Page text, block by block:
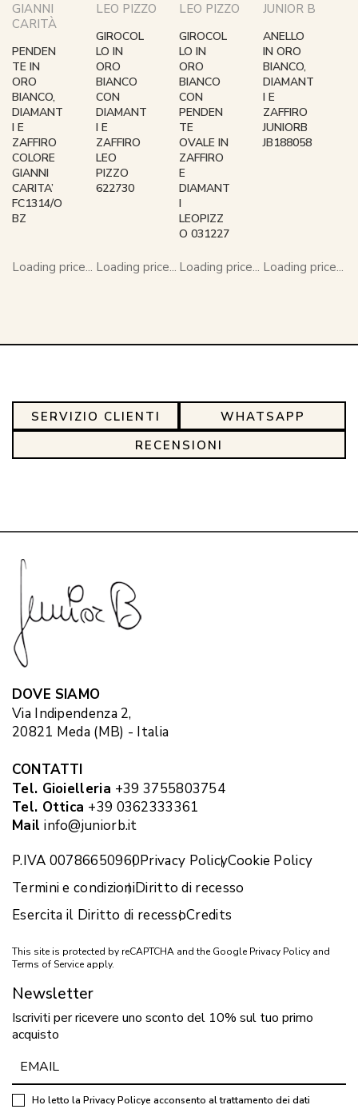
GIANNI
CARITÀ
PENDEN
TE IN
ORO
BIANCO,
DIAMANT
I E
ZAFFIRO
COLORE
GIANNI
CARITA’
FC1314/O
BZ
Loading price...
LEO PIZZO
GIROCOL
LO IN
ORO
BIANCO
CON
DIAMANT
I E
ZAFFIRO
LEO
PIZZO
622730
Loading price...
LEO PIZZO
GIROCOL
LO IN
ORO
BIANCO
CON
PENDEN
TE
OVALE IN
ZAFFIRO
E
DIAMANT
I
LEOPIZZ
O 031227
Loading price...
JUNIOR B
ANELLO
IN ORO
BIANCO,
DIAMANT
I E
ZAFFIRO
JUNIORB
JB188058
Loading price...
SERVIZIO CLIENTI
WHATSAPP
RECENSIONI
DOVE SIAMO
Via Indipendenza 2,
20821 Meda (MB) - Italia
CONTATTI
Tel. Gioielleria +39 3755803754
Tel. Ottica +39 0362333361
Mail info@juniorb.it
P.IVA 00786650960Privacy PolicyCookie Policy
Termini e condizioniDiritto di recesso
Esercita il Diritto di recessoCredits
This site is protected by reCAPTCHA and the Google Privacy Policy and
Terms of Service apply.
Newsletter
Iscriviti per ricevere uno sconto del 10% sul tuo primo
acquisto
Ho letto la Privacy Policye acconsento al trattamento dei dati